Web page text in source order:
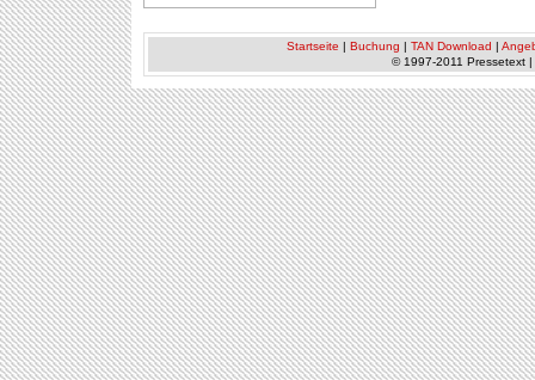
Startseite | Buchung | TAN Download |
© 1997-2011 Pressetext